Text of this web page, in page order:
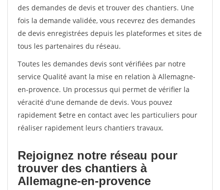
des demandes de devis et trouver des chantiers. Une
fois la demande validée, vous recevrez des demandes
de devis enregistrées depuis les plateformes et sites de
tous les partenaires du réseau.
Toutes les demandes devis sont vérifiées par notre
service Qualité avant la mise en relation à Allemagne-
en-provence. Un processus qui permet de vérifier la
véracité d'une demande de devis. Vous pouvez
rapidement $etre en contact avec les particuliers pour
réaliser rapidement leurs chantiers travaux.
Rejoignez notre réseau pour
trouver des chantiers à
Allemagne-en-provence